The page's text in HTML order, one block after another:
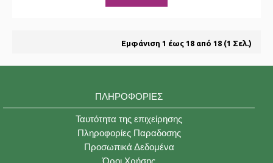
Εμφάνιση 1 έως 18 από 18 (1 Σελ.)
ΠΛΗΡΟΦΟΡΊΕΣ
Ταυτότητα της επιχείρησης
Πληροφορίες Παραδοσης
Προσωπικά Δεδομένα
Όροι Χρήσης